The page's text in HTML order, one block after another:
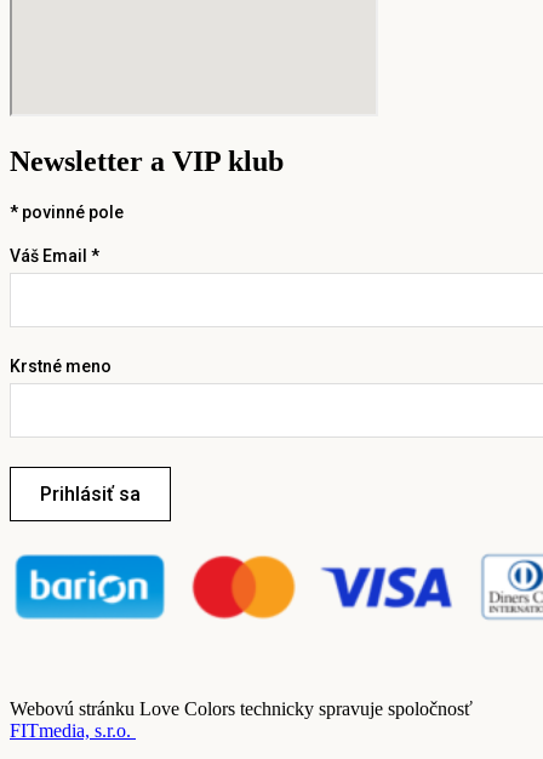
Newsletter a VIP klub
* povinné pole
Váš Email *
Krstné meno
Prihlásiť sa
Webovú stránku Love Colors technicky spravuje spoločnosť
FITmedia, s.r.o.